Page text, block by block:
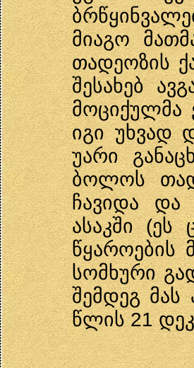
მიაგო
თადეოზის
შესახებ
მოციქულმა
იგი უხვად
უარი
ბოლოს
ჩავიდა
ასაკში (ეს
წყაროების
სომხური
შემდეგ მას
წლის 21